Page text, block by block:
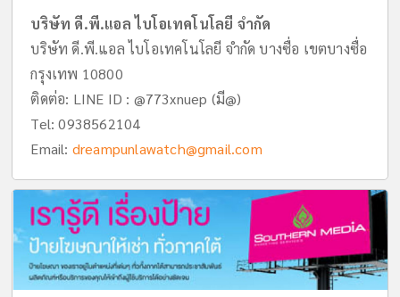
บริษัท ดี.พี.แอล ไบโอเทคโนโลยี จำกัด
บริษัท ดี.พี.แอล ไบโอเทคโนโลยี จำกัด บางซื่อ เขตบางซื่อ
กรุงเทพ 10800
ติดต่อ: LINE ID : @773xnuep (มี@)
Tel:0938562104
Email: dreampunlawatch@gmail.com